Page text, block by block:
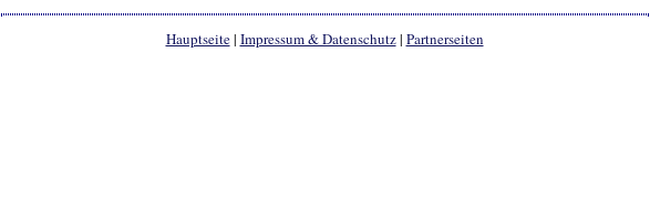
Hauptseite| Impressum & Datenschutz| Partnerseiten